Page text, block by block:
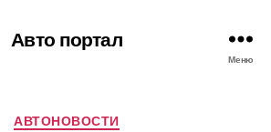
Авто портал
Меню
Рубрики
АВТОНОВОСТИ